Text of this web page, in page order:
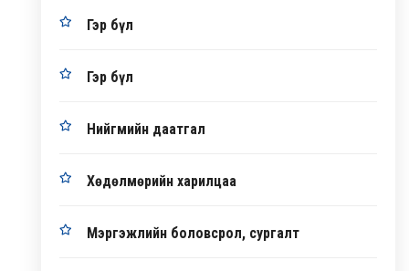
Гэр бүл
Гэр бүл
Нийгмийн даатгал
Хөдөлмөрийн харилцаа
Мэргэжлийн боловсрол, сургалт